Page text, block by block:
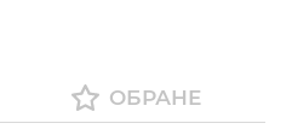
ОБРАНЕ